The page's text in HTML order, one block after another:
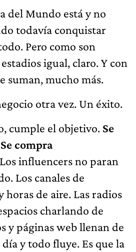
del Mundo está y no
todavía conquistar
Pero como son
igual, claro. Y con
suman, mucho más.
otra vez. Un éxito.
cumple el objetivo. Se
compra
influencers no paran
Los canales de
horas de aire. Las radios
charlando de
y páginas web llenan de
y todo fluye. Es que la